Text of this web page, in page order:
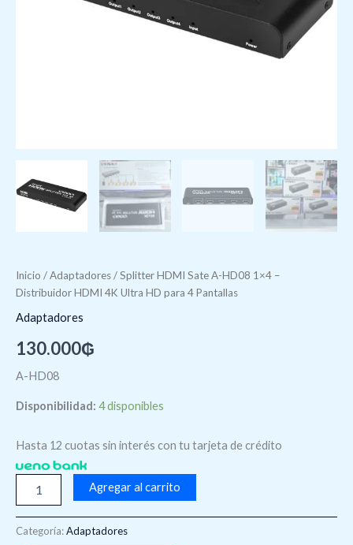
Inicio /Adaptadores/ Splitter HDMI Sate A-HD08 1×4 –
Distribuidor HDMI 4K Ultra HD para 4 Pantallas
Adaptadores
130.000₲
A-HD08
Disponibilidad: 4 disponibles
Hasta 12 cuotas sin interés con tu tarjeta de crédito
Agregar al carrito
Categoría:Adaptadores